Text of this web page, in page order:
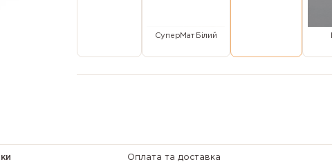
СуперМат Білий
Оплата та доставка